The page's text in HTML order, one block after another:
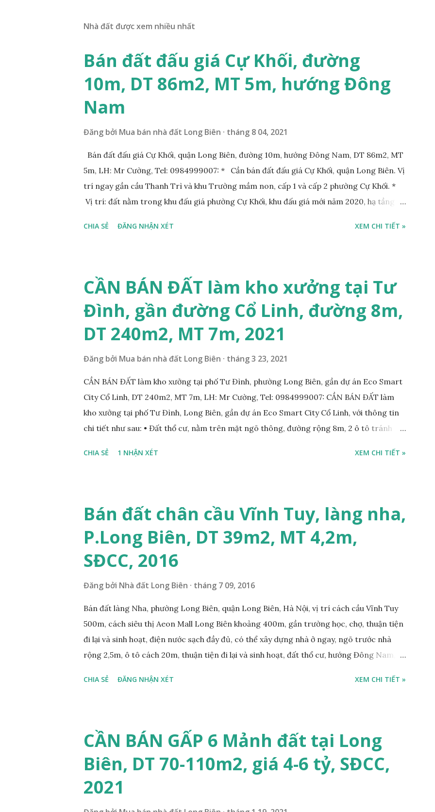
Nhà đất được xem nhiều nhất
Bán đất đấu giá Cự Khối, đường
10m, DT 86m2, MT 5m, hướng Đông
Nam
Đăng bởi Mua bán nhà đất Long Biên tháng 8 04, 2021
Bán đất đấu giá Cự Khối, quận Long Biên, đường 10m, hướng Đông Nam, DT 86m2, MT
5m, LH: Mr Cường, Tel: 0984999007: * Cần bán đất đấu giá Cự Khối, quận Long Biên. Vị
trí ngay gần cầu Thanh Trì và khu Trường mầm non, cấp 1 và cấp 2 phường Cự Khối. *
Vị trí: đất nằm trong khu đấu giá phường Cự Khối, khu đấu giá mới năm 2020, hạ tầng
200m. Cách Trường cấp 2 Cự Khối khoảng 250m. Cách Trường Tiểu học Cự Khối khoảng
tương lai sẽ rất đẹp, lý tưởng để ở, văn phòng, hoặc xây căn hộ cho thuê… * Đất phân lô,
diện tích: 86m2, mặt tiền 5m, đường 10m và vỉa hè rộng 3m, hướng Đông Nam; * Pháp
lý: sổ đỏ chính chủ; * Giá bán: 6.15 tỷ, có thương lượng với khách thiện chí mua; Liên hệ:
Mr Cường, Tel: 0984999007...
CHIA SẺ ĐĂNG NHẬN XÉT XEM CHI TIẾT »
CẦN BÁN ĐẤT làm kho xưởng tại Tư
Đình, gần đường Cổ Linh, đường 8m,
DT 240m2, MT 7m, 2021
Đăng bởi Mua bán nhà đất Long Biên tháng 3 23, 2021
CẦN BÁN ĐẤT làm kho xưởng tại phố Tư Đình, phường Long Biên, gần dự án Eco Smart
City Cổ Linh, DT 240m2, MT 7m, LH: Mr Cường, Tel: 0984999007: CẦN BÁN ĐẤT làm
kho xưởng tại phố Tư Đình, Long Biên, gần dự án Eco Smart City Cổ Linh, với thông tin
chi tiết như sau: • Đất thổ cư, nằm trên mặt ngõ thông, đường rộng 8m, 2 ô tô tránh
Tiện để xây biệt thự, làm văn phòng công ty, làm kho xưởng, hoặc xây tòa nhà cho thuê;
nằm trên mặt ngõ phố Tư Đình, ngõ trước nhà rộng 8m, ngõ thông, ô tô tránh nhau; •
Cách mặt đường Cổ Linh khoảng 200m; • Cách dự án Eco Smart City Cổ Linh khoảng
250m; • Gần dự án khu biệt thự dự án Minh Tâm Tư Đình • Cách chân cầu Vĩnh Tuy và
siêu thị Aeon Mall Long Biên khoảng 500m; • Khu vực đông đúc dân cư, thuận tiện đi lại
và sinh hoạt; ...
CHIA SẺ 1 NHẬN XÉT XEM CHI TIẾT »
Bán đất chân cầu Vĩnh Tuy, làng nha,
P.Long Biên, DT 39m2, MT 4,2m,
SĐCC, 2016
Đăng bởi Nhà đất Long Biên tháng 7 09, 2016
Bán đất làng Nha, phường Long Biên, quận Long Biên, Hà Nội, vị trí cách cầu Vĩnh Tuy
500m, cách siêu thị Aeon Mall Long Biên khoảng 400m, gần trường học, chợ, thuận tiện
đi lại và sinh hoạt, điện nước sạch đầy đủ, có thể xây dựng nhà ở ngay, ngõ trước nhà
rộng 2,5m, ô tô cách 20m, thuận tiện đi lại và sinh hoạt, đất thổ cư, hướng Đông Nam,
0984999007 - 0915383393. Miễn trung gian & Quảng cáo trực tuyế.
CHIA SẺ ĐĂNG NHẬN XÉT XEM CHI TIẾT »
CẦN BÁN GẤP 6 Mảnh đất tại Long
Biên, DT 70-110m2, giá 4-6 tỷ, SĐCC,
2021